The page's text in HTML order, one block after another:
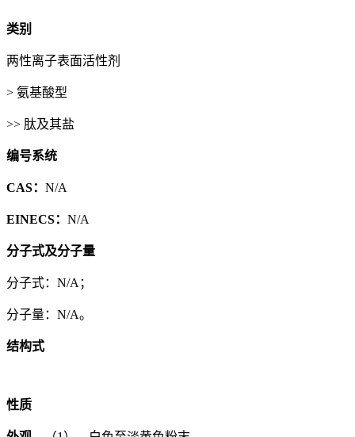
类别
两性离子表面活性剂
> 氨基酸型
>> 肽及其盐
编号系统
CAS： N/A
EINECS： N/A
分子式及分子量
分子式：N/A；
分子量：N/A。
结构式
性质